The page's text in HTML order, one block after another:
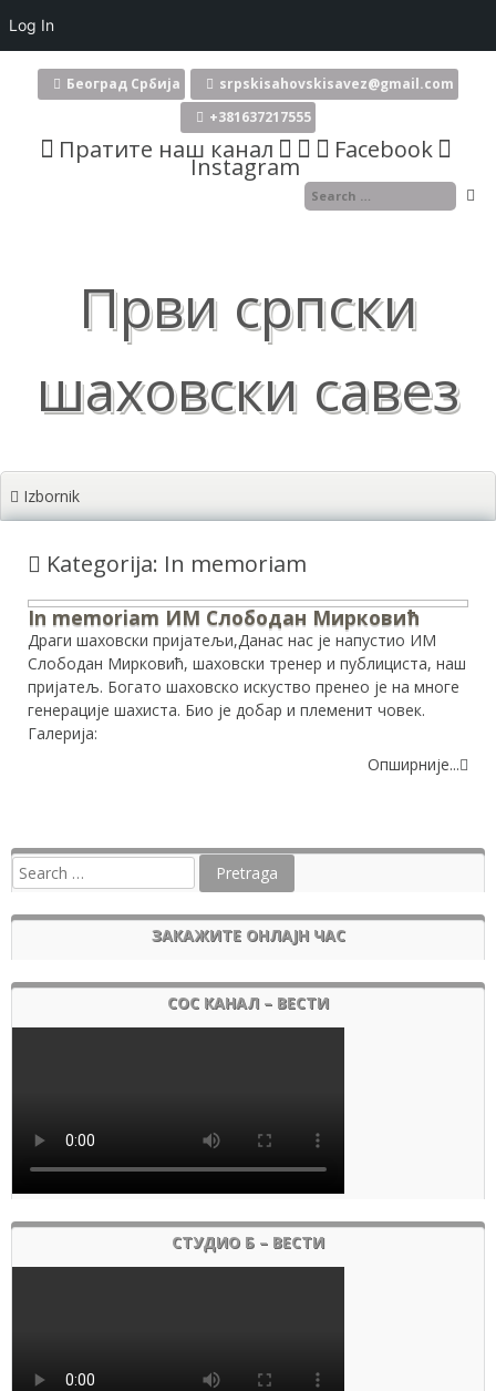
Београд Србија
srpskisahovskisavez@gmail.com
+381637217555
Пратите наш канал Facebook
Instagram
Први српски
шаховски савез
Izbornik
Kategorija: In memoriam
In memoriam ИМ Слободан Мирковић
Драги шаховски пријатељи,Данас нас је напустио ИМ
Слободан Мирковић, шаховски тренер и публициста, наш
пријатељ. Богато шаховско искуство пренео је на многе
генерације шахиста. Био је добар и племенит човек.
Галерија:
Опширније...
ЗАКАЖИТЕ ОНЛАЈН ЧАС
СОС КАНАЛ – ВЕСТИ
СТУДИО Б – ВЕСТИ
Log In